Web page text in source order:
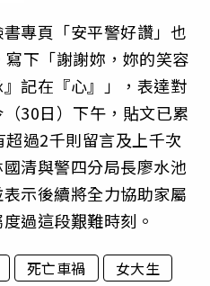
專頁「安平警好讚」也
下「謝謝妳，妳的笑容
記在『心』」，表達對
30日）下午，貼文已累
過2千則留言及上千次
清與警四分局長廖水池
示後續將全力協助家屬
過這段艱難時刻。
死亡車禍
女大生